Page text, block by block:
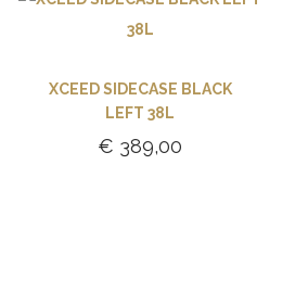
XCEED SIDECASE BLACK
LEFT 38L
€ 389,00